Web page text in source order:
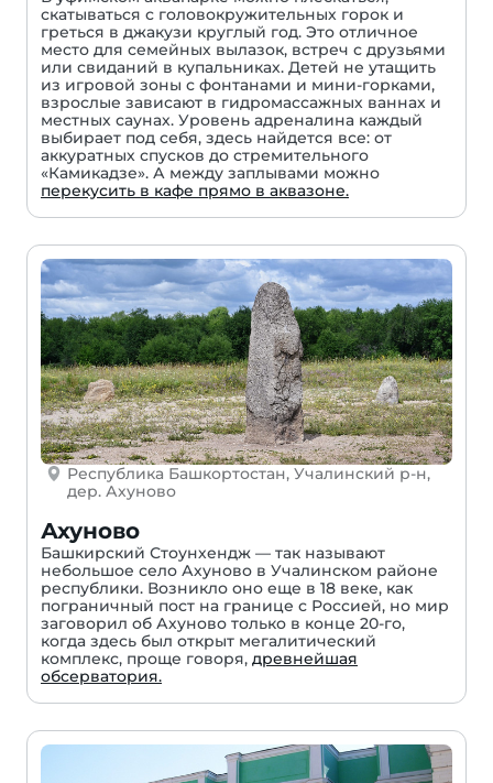
скатываться с головокружительных горок и
греться в джакузи круглый год. Это отличное
место для семейных вылазок, встреч с друзьями
или свиданий в купальниках. Детей не утащить
из игровой зоны с фонтанами и мини-горками,
взрослые зависают в гидромассажных ваннах и
местных саунах. Уровень адреналина каждый
выбирает под себя, здесь найдется все: от
аккуратных спусков до стремительного
«Камикадзе». А между заплывами можно
перекусить в кафе прямо в аквазоне.
Республика Башкортостан, Учалинский р-н,
дер. Ахуново
Ахуново
Башкирский Стоунхендж — так называют
небольшое село Ахуново в Учалинском районе
республики. Возникло оно еще в 18 веке, как
пограничный пост на границе с Россией, но мир
заговорил об Ахуново только в конце 20-го,
когда здесь был открыт мегалитический
комплекс, проще говоря, древнейшая
обсерватория.